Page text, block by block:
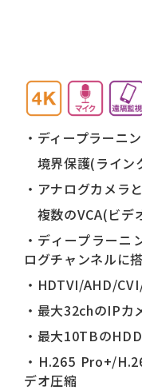
・ディープラーニ
境界保護(ライン
・アナログカメラ
複数のVCA(ビデ
・ディープラー
ログチャンネルに
・HDTVI/AHD/
・最大32chのIP
・最大10TBの
・H.265 Pro+/
デオ圧縮